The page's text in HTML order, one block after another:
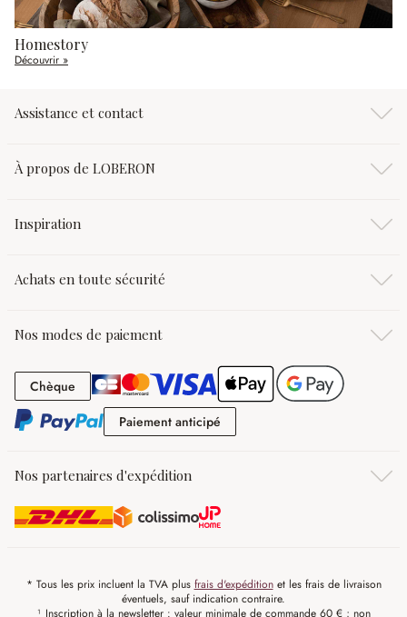
Homestory
Découvrir »
Assistance et contact
À propos de LOBERON
Inspiration
Achats en toute sécurité
Nos modes de paiement
Chèque Chèque
Paiement anticipé
Nos partenaires d'expédition
* Tous les prix incluent la TVA plus frais d'expéditionet les frais de livraison
éventuels, sauf indication contraire.
¹ Inscription à la newsletter : valeur minimale de commande 60 € ; non